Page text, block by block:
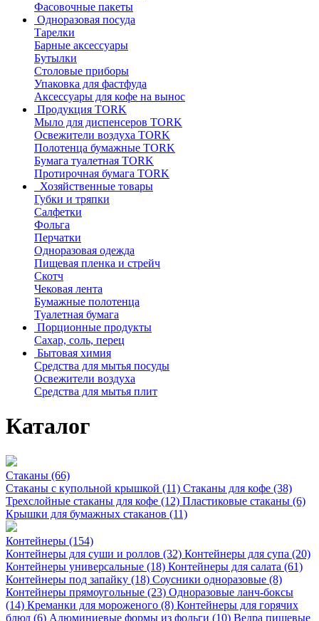
Фасовочные пакеты
Одноразовая посуда
Тарелки
Барные аксессуары
Бутылки
Столовые приборы
Упаковка для фастфуда
Аксессуары для кофе на вынос
Продукция TORK
Мыло для диспенсеров TORK
Освежители воздуха TORK
Полотенца бумажные TORK
Бумага туалетная TORK
Протирочная бумага TORK
Хозяйственные товары
Губки и тряпки
Салфетки
Фольга
Перчатки
Одноразовая одежда
Пищевая пленка и стрейч
Скотч
Чековая лента
Бумажные полотенца
Туалетная бумага
Порционные продукты
Сахар, соль, перец
Бытовая химия
Средства для мытья посуды
Освежители воздуха
Средства для мытья плит
Каталог
Стаканы (66)
Стаканы с купольной крышкой (11) Стаканы для кофе (38)
Трехслойные стаканы для кофе (12) Пластиковые стаканы (6)
Крышки для бумажных стаканов (11)
Контейнеры (154)
Контейнеры для суши и роллов (32) Контейнеры для супа (20)
Контейнеры универсальные (18) Контейнеры для салата (61)
Контейнеры под запайку (18) Соусники одноразовые (8)
Контейнеры прямоугольные (23) Одноразовые ланч-боксы
(14) Креманки для мороженого (8) Контейнеры для горячих
блюд (6) Алюминиевые формы из фольги (10) Ведра пищевые